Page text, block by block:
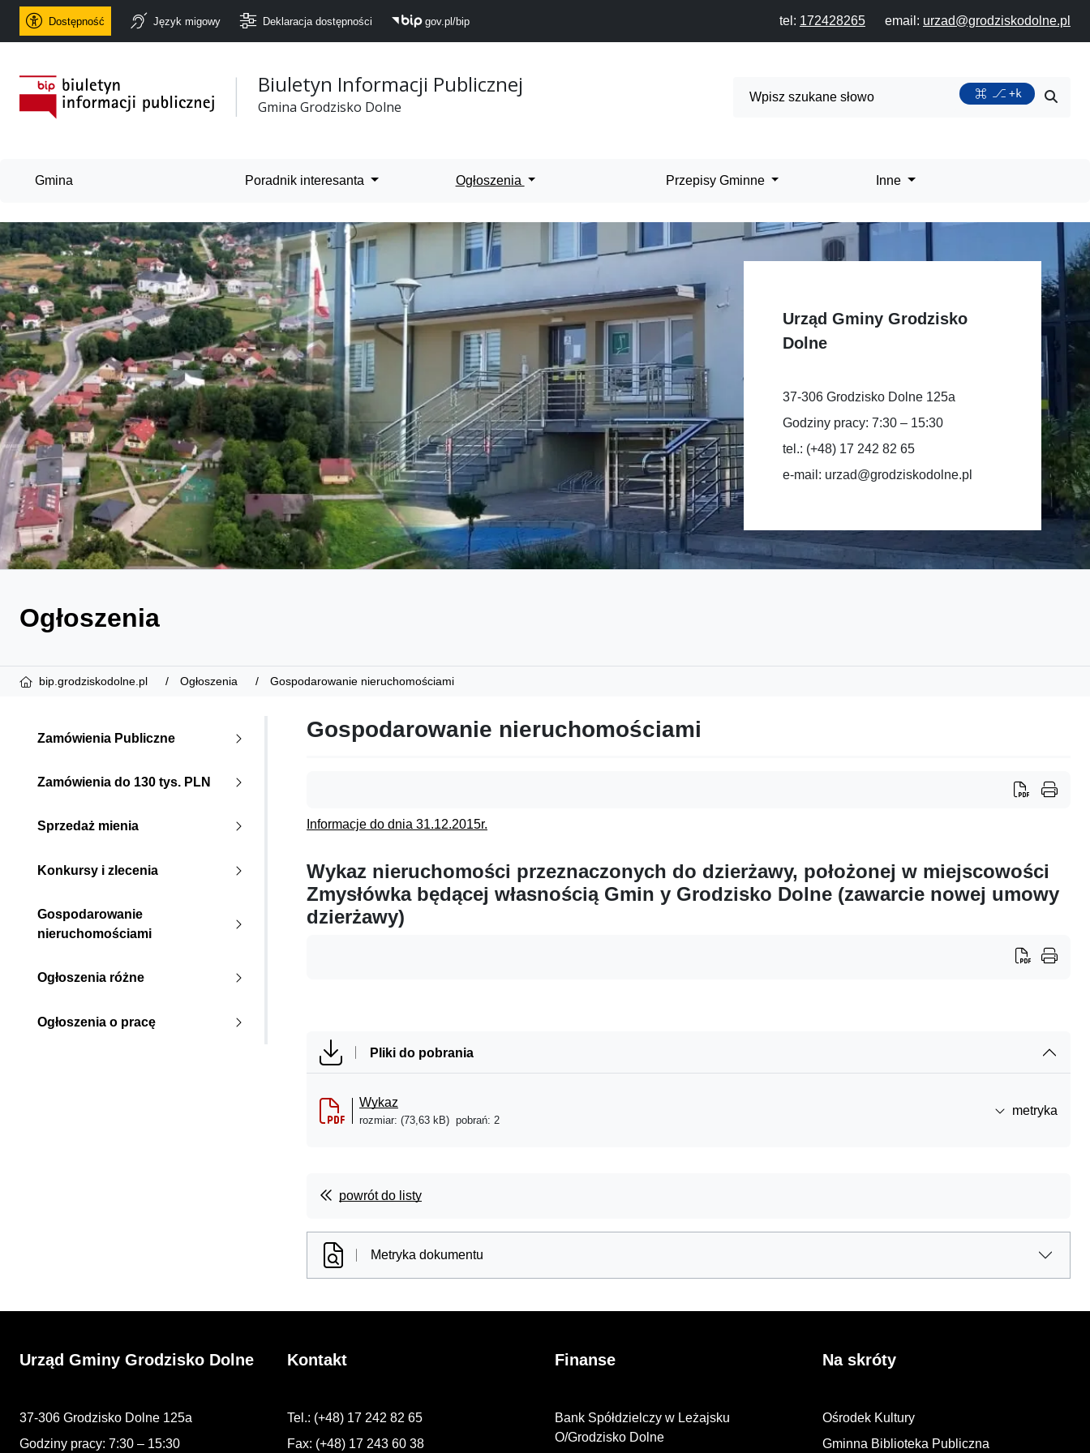
Dostępność Język migowy Deklaracja dostępności gov.pl/bip tel: 172428265 email: urzad@grodziskodolne.pl
Urząd Gminy Grodzisko Dolne
Biuletyn Informacji Publicznej
Gmina Grodzisko Dolne
Wyszukiwarka +k
Gmina Poradnik interesanta Ogłoszenia Przepisy Gminne Inne
Urząd Gminy Grodzisko
Dolne
37-306 Grodzisko Dolne 125a
Godziny pracy: 7:30 – 15:30
tel.: (+48) 17 242 82 65
e-mail: urzad@grodziskodolne.pl
Ogłoszenia
bip.grodziskodolne.pl Ogłoszenia Gospodarowanie nieruchomościami
Zamówienia Publiczne
Zamówienia do 130 tys. PLN
Sprzedaż mienia
Konkursy i zlecenia
Gospodarowanie
nieruchomościami
Ogłoszenia różne
Ogłoszenia o pracę
Gospodarowanie nieruchomościami
Informacje do dnia 31.12.2015r.
Wykaz nieruchomości przeznaczonych do dzierżawy, położonej w miejscowości
Zmysłówka będącej własnością Gmin y Grodzisko Dolne (zawarcie nowej umowy
dzierżawy)
Pliki do pobrania
Wykaz
rozmiar: (73,63 kB) pobrań: 2
metryka
powrót do listy
Metryka dokumentu
Urząd Gminy Grodzisko Dolne
37-306 Grodzisko Dolne 125a
Godziny pracy: 7:30 – 15:30
Kontakt
Tel.: (+48) 17 242 82 65
Fax: (+48) 17 243 60 38
Finanse
Bank Spółdzielczy w Leżajsku
O/Grodzisko Dolne
Na skróty
Ośrodek Kultury
Gminna Biblioteka Publiczna